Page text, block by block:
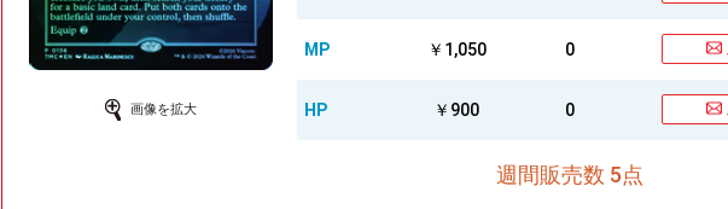
画像を拡大
MP ￥1,050 0
HP ￥900 0
週間販売数 5点